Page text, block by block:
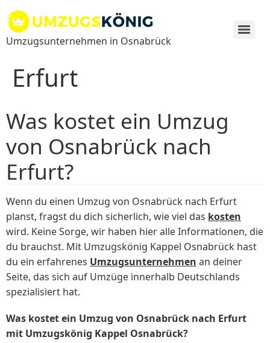
Inhalt
springen
Umzugsunternehmen in Osnabrück
Erfurt
Was kostet ein Umzug
von Osnabrück nach
Erfurt?
Wenn du einen Umzug von Osnabrück nach Erfurt
planst, fragst du dich sicherlich, wie viel das kosten
wird. Keine Sorge, wir haben hier alle Informationen, die
du brauchst. Mit Umzugskönig Kappel Osnabrück hast
du ein erfahrenes Umzugsunternehmen an deiner
Seite, das sich auf Umzüge innerhalb Deutschlands
spezialisiert hat.
Was kostet ein Umzug von Osnabrück nach Erfurt
mit Umzugskönig Kappel Osnabrück?